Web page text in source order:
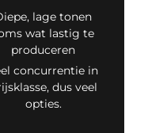
lage tonen
wat lastig te
produceren
concurrentie in
dus veel
opties.